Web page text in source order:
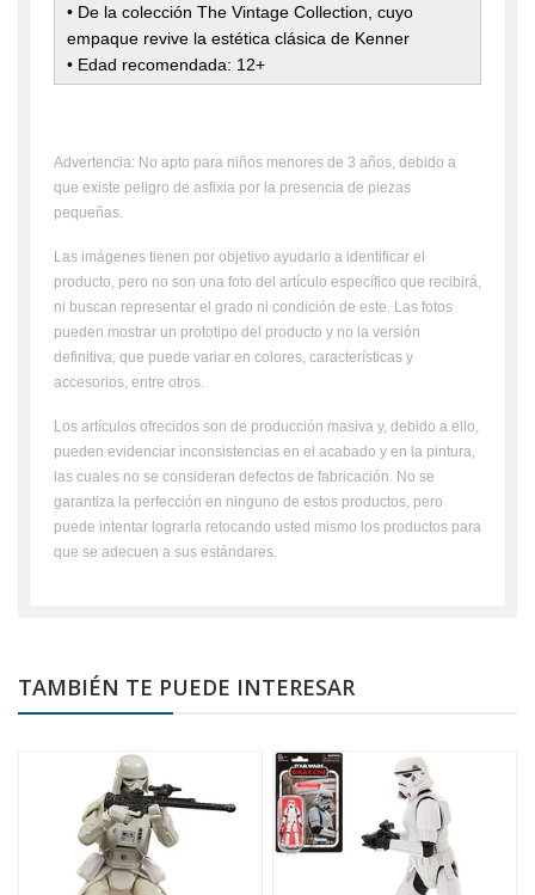
• De la colección The Vintage Collection, cuyo
empaque revive la estética clásica de Kenner
• Edad recomendada: 12+
Advertencia: No apto para niños menores de 3 años, debido a
que existe peligro de asfixia por la presencia de piezas
pequeñas.
Las imágenes tienen por objetivo ayudarlo a identificar el
producto, pero no son una foto del artículo específico que recibirá,
ni buscan representar el grado ni condición de este. Las fotos
pueden mostrar un prototipo del producto y no la versión
definitiva, que puede variar en colores, características y
accesorios, entre otros.
Los artículos ofrecidos son de producción masiva y, debido a ello,
pueden evidenciar inconsistencias en el acabado y en la pintura,
las cuales no se consideran defectos de fabricación. No se
garantiza la perfección en ninguno de estos productos, pero
puede intentar lograrla retocando usted mismo los productos para
que se adecuen a sus estándares.
TAMBIÉN TE PUEDE INTERESAR